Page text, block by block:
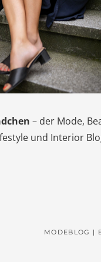
– der Mode,
und Interior
MODEBLOG |